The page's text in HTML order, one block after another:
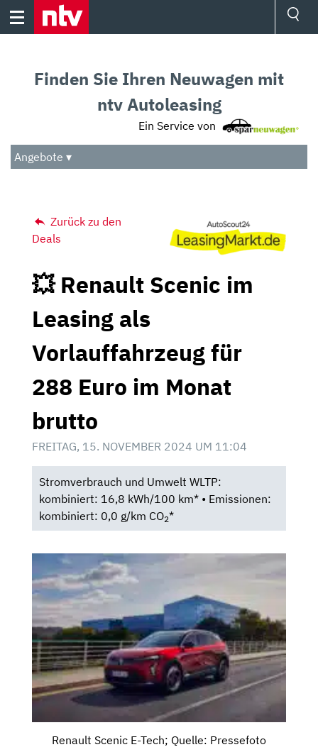
Skip
Audio
Das Beste
Finden Sie Ihren Neuwagen mit
ntv Autoleasing
Ein Service von
Angebote ▾
Zurück zu den
Deals
💥 Renault Scenic im
Leasing als
Vorlauffahrzeug für
288 Euro im Monat
brutto
FREITAG, 15. NOVEMBER 2024 UM 11:04
Stromverbrauch und Umwelt WLTP:
kombiniert: 16,8 kWh/100 km* • Emissionen:
kombiniert: 0,0 g/km CO2*
Renault Scenic E-Tech; Quelle: Pressefoto